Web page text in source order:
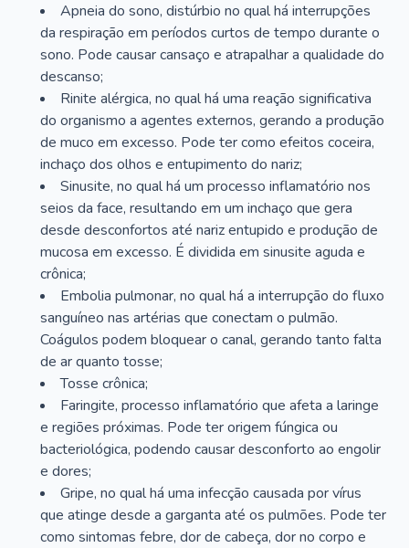
Apneia do sono, distúrbio no qual há interrupções
da respiração em períodos curtos de tempo durante o
sono. Pode causar cansaço e atrapalhar a qualidade do
descanso;
Rinite alérgica, no qual há uma reação significativa
do organismo a agentes externos, gerando a produção
de muco em excesso. Pode ter como efeitos coceira,
inchaço dos olhos e entupimento do nariz;
Sinusite, no qual há um processo inflamatório nos
seios da face, resultando em um inchaço que gera
desde desconfortos até nariz entupido e produção de
mucosa em excesso. É dividida em sinusite aguda e
crônica;
Embolia pulmonar, no qual há a interrupção do fluxo
sanguíneo nas artérias que conectam o pulmão.
Coágulos podem bloquear o canal, gerando tanto falta
de ar quanto tosse;
Tosse crônica;
Faringite, processo inflamatório que afeta a laringe
e regiões próximas. Pode ter origem fúngica ou
bacteriológica, podendo causar desconforto ao engolir
e dores;
Gripe, no qual há uma infecção causada por vírus
que atinge desde a garganta até os pulmões. Pode ter
como sintomas febre, dor de cabeça, dor no corpo e